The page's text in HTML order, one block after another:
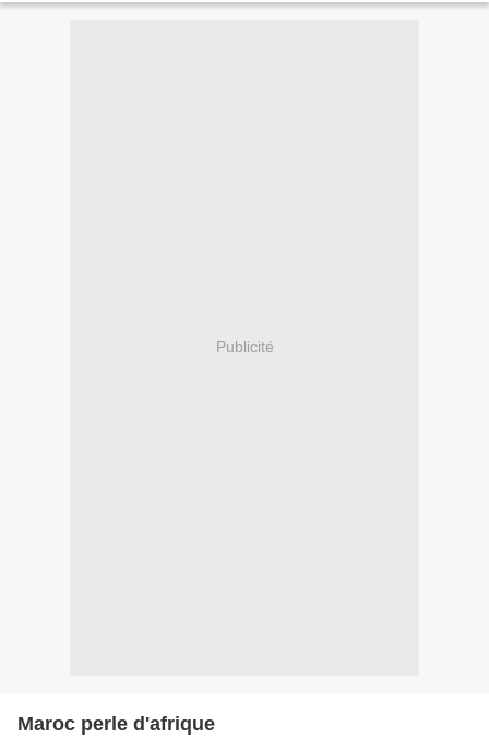
Publicité
Maroc perle d'afrique